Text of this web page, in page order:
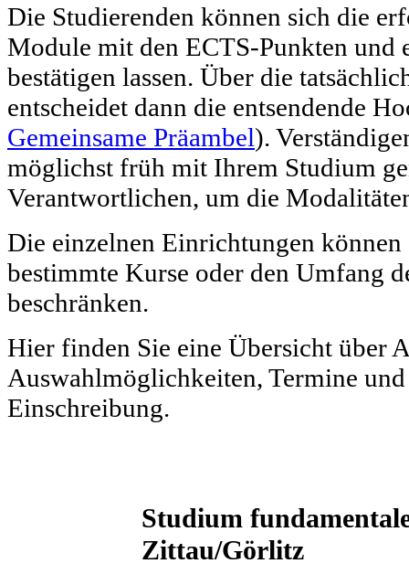
Die Studierenden können sich die
Module mit den ECTS-Punkten und
bestätigen lassen. Über die
entscheidet dann die entsendende
Gemeinsame Präambel).
möglichst früh mit Ihrem Studium
Verantwortlichen, um die
Die einzelnen Einrichtungen können
bestimmte Kurse oder den Umfang
beschränken.
Hier finden Sie eine Übersicht über
Auswahlmöglichkeiten, Termine
Einschreibung.
Studium
Zittau/Görlitz